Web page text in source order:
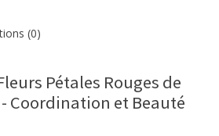
(0)
Pétales Rouges de
Coordination et Beauté